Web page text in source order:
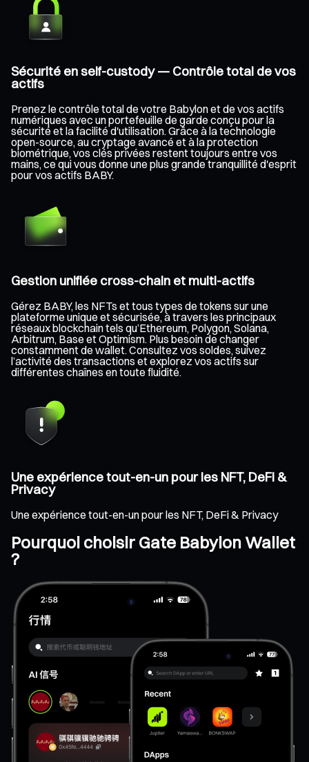
Sécurité en self-custody — Contrôle total de vos
actifs
Prenez le contrôle total de votre Babylon et de vos actifs
numériques avec un portefeuille de garde conçu pour la
sécurité et la facilité d'utilisation. Grâce à la technologie
open-source, au cryptage avancé et à la protection
biométrique, vos clés privées restent toujours entre vos
mains, ce qui vous donne une plus grande tranquillité d'esprit
pour vos actifs BABY.
Gestion unifiée cross-chain et multi-actifs
Gérez BABY, les NFTs et tous types de tokens sur une
plateforme unique et sécurisée, à travers les principaux
réseaux blockchain tels qu’Ethereum, Polygon, Solana,
Arbitrum, Base et Optimism. Plus besoin de changer
constamment de wallet. Consultez vos soldes, suivez
l’activité des transactions et explorez vos actifs sur
différentes chaînes en toute fluidité.
Une expérience tout-en-un pour les NFT, DeFi &
Privacy
Une expérience tout-en-un pour les NFT, DeFi & Privacy
Pourquoi choisir Gate Babylon Wallet
?